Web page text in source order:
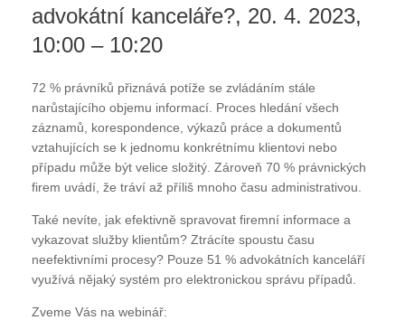
advokátní kanceláře?, 20. 4. 2023,
10:00 – 10:20
72 % právníků přiznává potíže se zvládáním stále
narůstajícího objemu informací. Proces hledání všech
záznamů, korespondence, výkazů práce a dokumentů
vztahujících se k jednomu konkrétnímu klientovi nebo
případu může být velice složitý. Zároveň 70 % právnických
firem uvádí, že tráví až příliš mnoho času administrativou.
Také nevíte, jak efektivně spravovat firemní informace a
vykazovat služby klientům? Ztrácíte spoustu času
neefektivními procesy? Pouze 51 % advokátních kanceláří
využívá nějaký systém pro elektronickou správu případů.
Zveme Vás na webinář: